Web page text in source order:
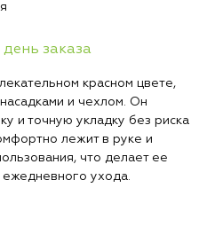
заказа
красном цвете,
и чехлом. Он
и точную укладку без риска
лежит в руке и
что делает ее
ухода.